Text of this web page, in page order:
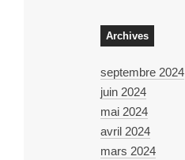
Archives
septembre 2024
juin 2024
mai 2024
avril 2024
mars 2024